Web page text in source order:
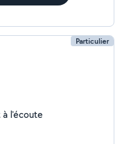
Particulier
à l'écoute